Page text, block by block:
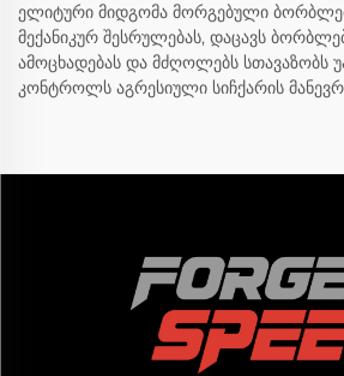
ელიტური მიდგომა მორგებული
მექანიკურ შესრულებას, დაცავს
ამოცხადებას და მძღოლებს სთავაზობს
კონტროლს აგრესიული სიჩქარის